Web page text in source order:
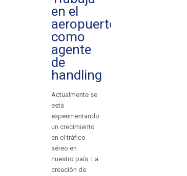
en el
aeropuerto
como
agente
de
handling
Actualmente se
está
experimentando
un crecimiento
en el tráfico
aéreo en
nuestro país. La
creación de